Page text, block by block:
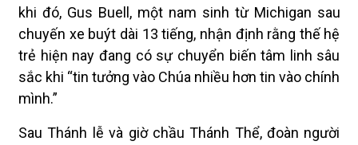
khi đó, Gus Buell, một nam sinh từ Michigan sau
chuyến xe buýt dài 13 tiếng, nhận định rằng thế hệ
trẻ hiện nay đang có sự chuyển biến tâm linh sâu
sắc khi “tin tưởng vào Chúa nhiều hơn tin vào chính
mình.”
Sau Thánh lễ và giờ chầu Thánh Thể, đoàn người